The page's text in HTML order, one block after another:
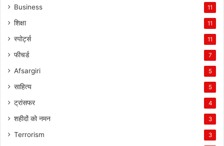
Business 11
शिक्षा 11
स्पोर्ट्स 11
फीचर्ड 7
Afsargiri 5
साहित्य 5
ट्रांसफर 4
शहीदों को नमन 3
Terrorism 3